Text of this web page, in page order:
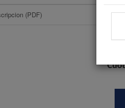
(PDF)
Las
el